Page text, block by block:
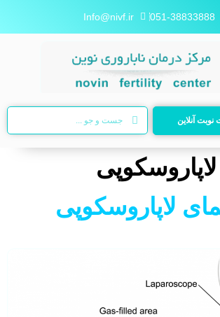
051-38833888
Info@nivf.ir
نوبت آنلاین
لاپاروسکوپی